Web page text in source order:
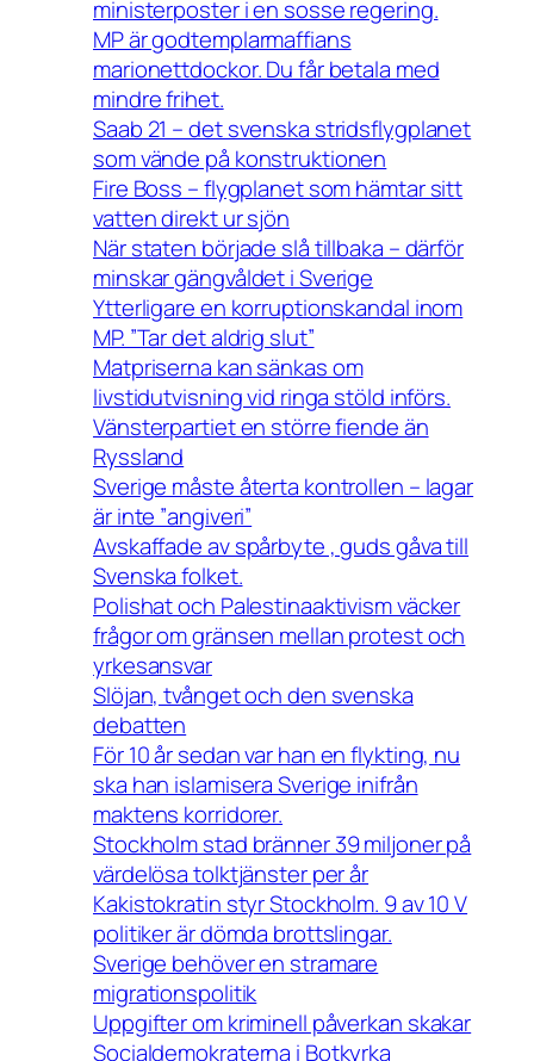
ministerposter i en sosse regering.
MP är godtemplarmaffians
marionettdockor. Du får betala med
mindre frihet.
Saab 21 – det svenska stridsflygplanet
som vände på konstruktionen
Fire Boss – flygplanet som hämtar sitt
vatten direkt ur sjön
När staten började slå tillbaka – därför
minskar gängvåldet i Sverige
Ytterligare en korruptionskandal inom
MP. ”Tar det aldrig slut”
Matpriserna kan sänkas om
livstidutvisning vid ringa stöld införs.
Vänsterpartiet en större fiende än
Ryssland
Sverige måste återta kontrollen – lagar
är inte ”angiveri”
Avskaffade av spårbyte , guds gåva till
Svenska folket.
Polishat och Palestinaaktivism väcker
frågor om gränsen mellan protest och
yrkesansvar
Slöjan, tvånget och den svenska
debatten
För 10 år sedan var han en flykting, nu
ska han islamisera Sverige inifrån
maktens korridorer.
Stockholm stad bränner 39 miljoner på
värdelösa tolktjänster per år
Kakistokratin styr Stockholm. 9 av 10 V
politiker är dömda brottslingar.
Sverige behöver en stramare
migrationspolitik
Uppgifter om kriminell påverkan skakar
Socialdemokraterna i Botkyrka